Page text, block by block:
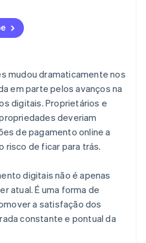
mudou dramaticamente nos
em parte pelos avanços na
digitais. Proprietários e
deveriam
de pagamento online a
risco de ficar para trás.
digitais não é apenas
atual. É uma forma de
a satisfação dos
constante e pontual da